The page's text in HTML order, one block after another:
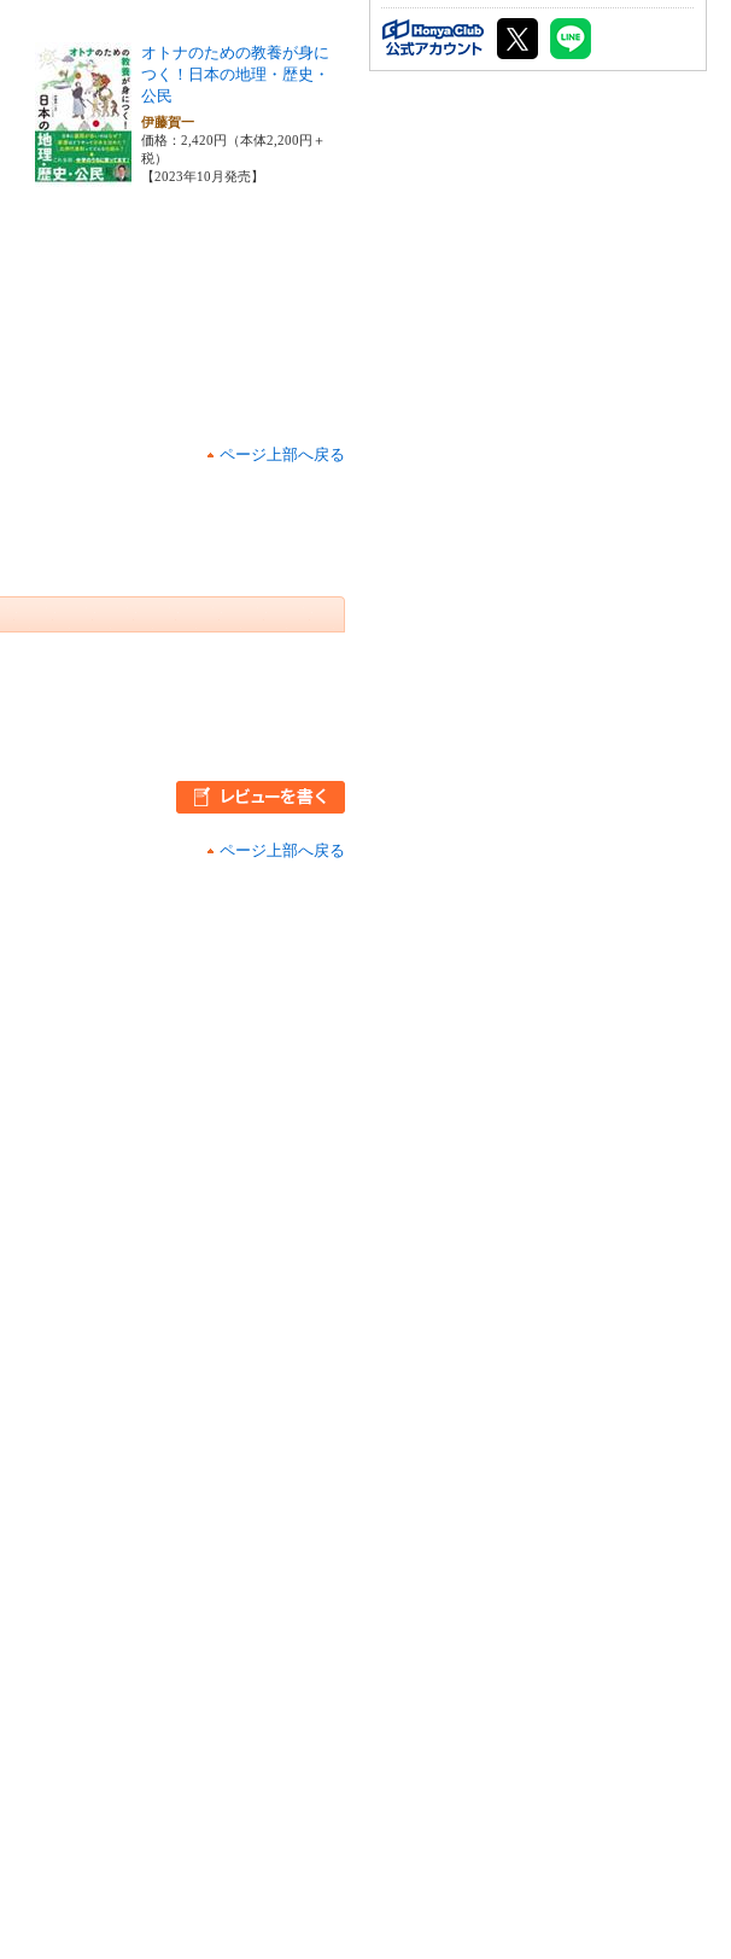
オトナのための教養が身に
つく！日本の地理・歴史・
公民
伊藤賀一
価格：2,420円（本体2,200円＋
税）
【2023年10月発売】
ページ上部へ戻る
ページ上部へ戻る